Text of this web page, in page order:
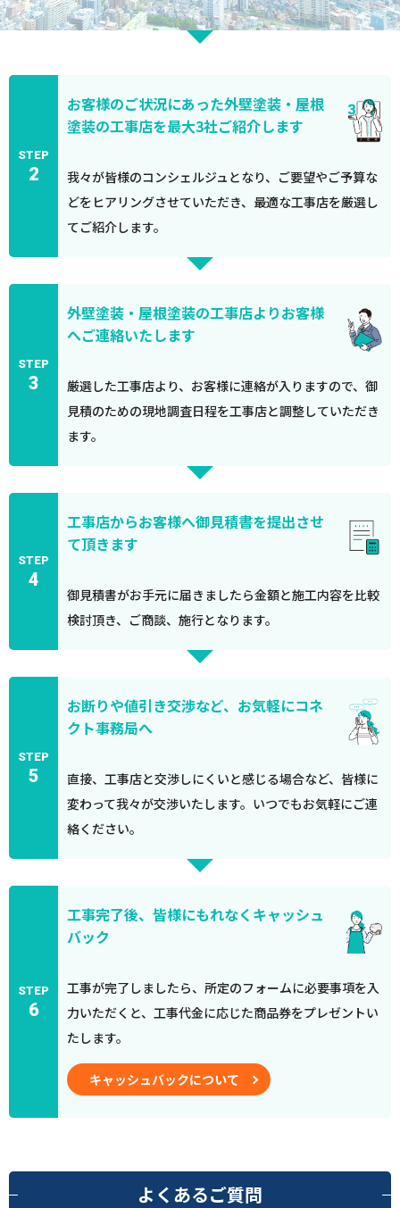
STEP
2
お客様のご状況にあった外壁塗装・屋根
塗装の工事店を最大3社ご紹介します
我々が皆様のコンシェルジュとなり、ご要望やご予算な
どをヒアリングさせていただき、最適な工事店を厳選し
てご紹介します。
STEP
3
外壁塗装・屋根塗装の工事店よりお客様
へご連絡いたします
厳選した工事店より、お客様に連絡が入りますので、御
見積のための現地調査日程を工事店と調整していただき
ます。
STEP
4
工事店からお客様へ御見積書を提出させ
て頂きます
御見積書がお手元に届きましたら金額と施工内容を比較
検討頂き、ご商談、施行となります。
STEP
5
お断りや値引き交渉など、お気軽にコネ
クト事務局へ
直接、工事店と交渉しにくいと感じる場合など、皆様に
変わって我々が交渉いたします。いつでもお気軽にご連
絡ください。
STEP
6
工事完了後、皆様にもれなくキャッシュ
バック
工事が完了しましたら、所定のフォームに必要事項を入
力いただくと、工事代金に応じた商品券をプレゼントい
たします。
キャッシュバックについて
よくあるご質問